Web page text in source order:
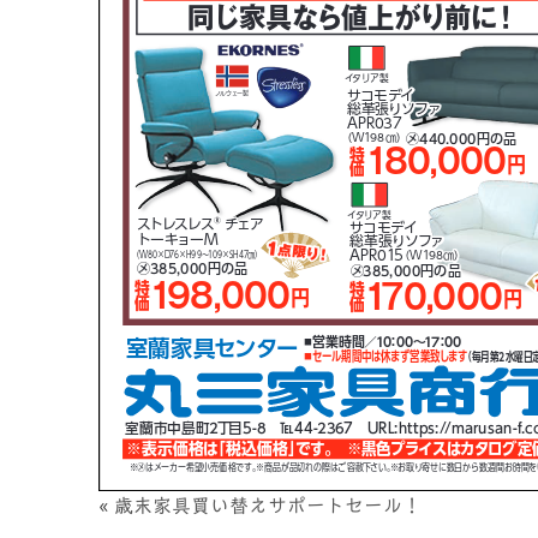
« 歳末家具買い替えサポートセール！